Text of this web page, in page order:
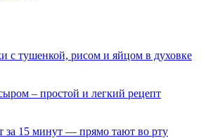
с тушенкой, рисом и яйцом в духовке
– простой и легкий рецепт
за 15 минут — прямо тают во рту